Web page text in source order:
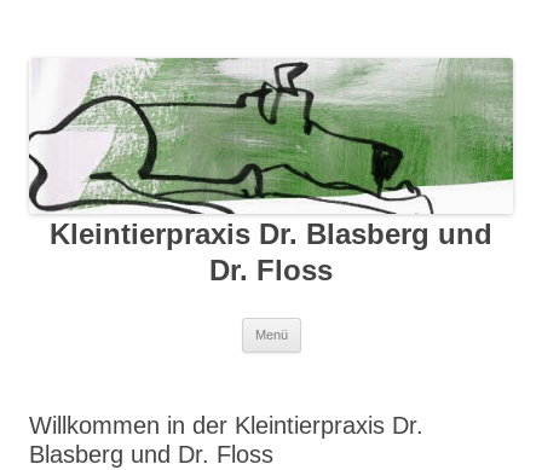
Kleintierpraxis Dr. Blasberg und
Dr. Floss
Menü
Willkommen in der Kleintierpraxis Dr.
Blasberg und Dr. Floss